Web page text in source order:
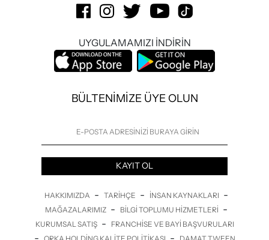
UYGULAMAMIZI İNDİRİN
BÜLTENİMİZE ÜYE OLUN
KAYIT OL
HAKKIMIZDA - TARIHÇE - İNSAN KAYNAKLARI -
MAĞAZALARIMIZ - BILGI TOPLUMU HIZMETLERI -
KURUMSAL SATIŞ - FRANCHISE VE BAYI BAŞVURULARI
- -